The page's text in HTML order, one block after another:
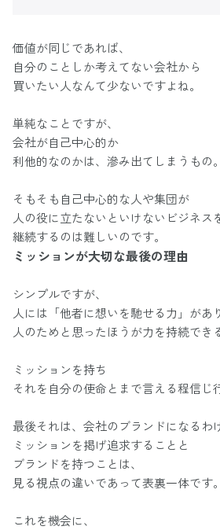
価値が同じであれば、
自分のことしか考えてない会社から
買いたい人なんて少ないですよね。
単純なことですが、
会社が自己中心的か
利他的なのかは、滲み出てしまうもの。
そもそも自己中心的な人や集団が
人の役に立たないといけないビジネス
継続するのは難しいのです。
ミッションが大切な最後の理由
シンプルですが、
人には「他者に想いを馳せる力」があり
人のためと思ったほうが力を持続でき
ミッションを持ち
それを自分の使命とまで言える程信じ
最後それは、会社のブランドになるわ
ミッションを掲げ追求することと
ブランドを持つことは、
見る視点の違いであって表裏一体です。
これを機会に、